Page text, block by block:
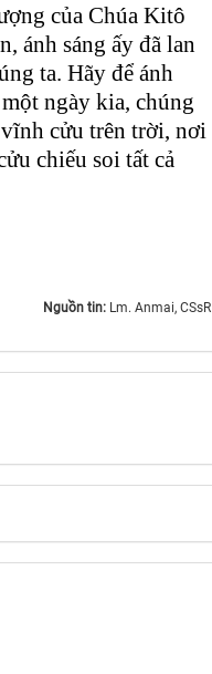
của Chúa Kitô
ánh sáng ấy đã lan
ta. Hãy để ánh
ngày kia, chúng
cửu trên trời, nơi
chiếu soi tất cả
Nguồn tin: Lm. Anmai, CSsR